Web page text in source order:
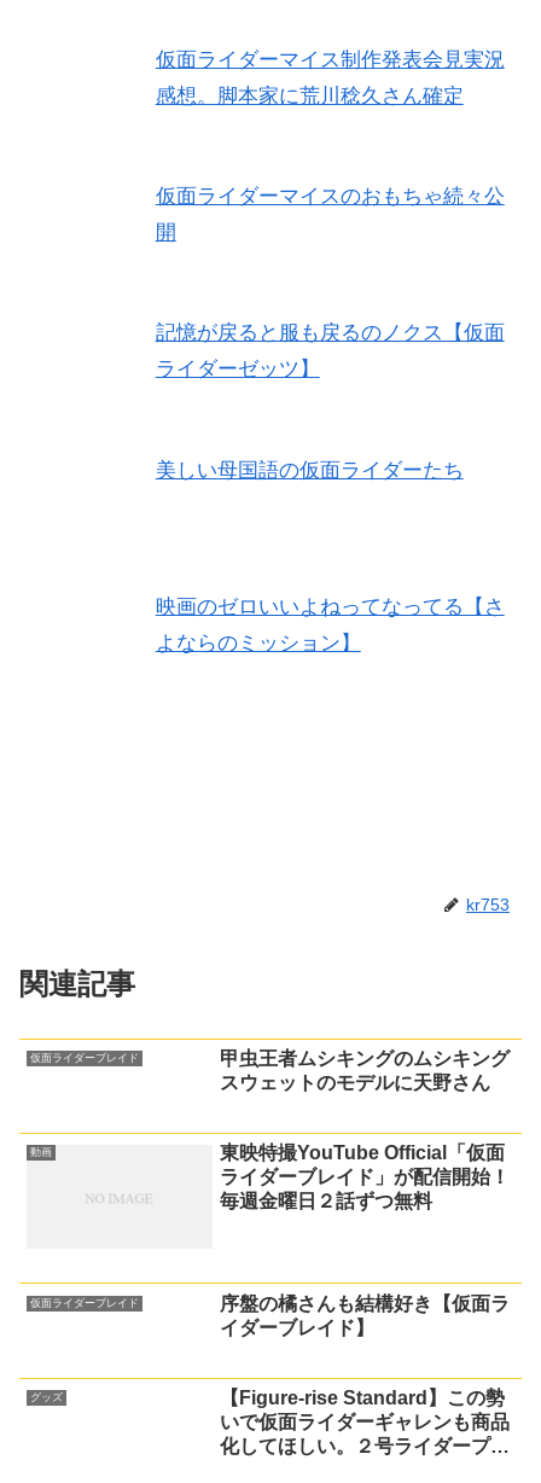
仮面ライダーマイス制作発表会見実況
感想。脚本家に荒川稔久さん確定
仮面ライダーマイスのおもちゃ続々公
開
記憶が戻ると服も戻るのノクス【仮面
ライダーゼッツ】
美しい母国語の仮面ライダーたち
映画のゼロいいよねってなってる【さ
よならのミッション】
kr753
関連記事
仮面ライダーブレイド
甲虫王者ムシキングのムシキング
スウェットのモデルに天野さん
動画
東映特撮YouTube Official「仮面
ライダーブレイド」が配信開始！
毎週金曜日２話ずつ無料
仮面ライダーブレイド
序盤の橘さんも結構好き【仮面ラ
イダーブレイド】
グッズ
【Figure-rise Standard】この勢
いで仮面ライダーギャレンも商品
化してほしい。２号ライダープラ